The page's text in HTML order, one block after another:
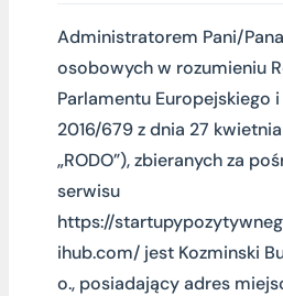
Administratorem Pani/
osobowych w rozumieniu
Parlamentu Europejskiego i
2016/679 z dnia 27
„RODO”), zbieranych za
serwisu
https://
ihub.com/ jest Kozminski
o., posiadający adres